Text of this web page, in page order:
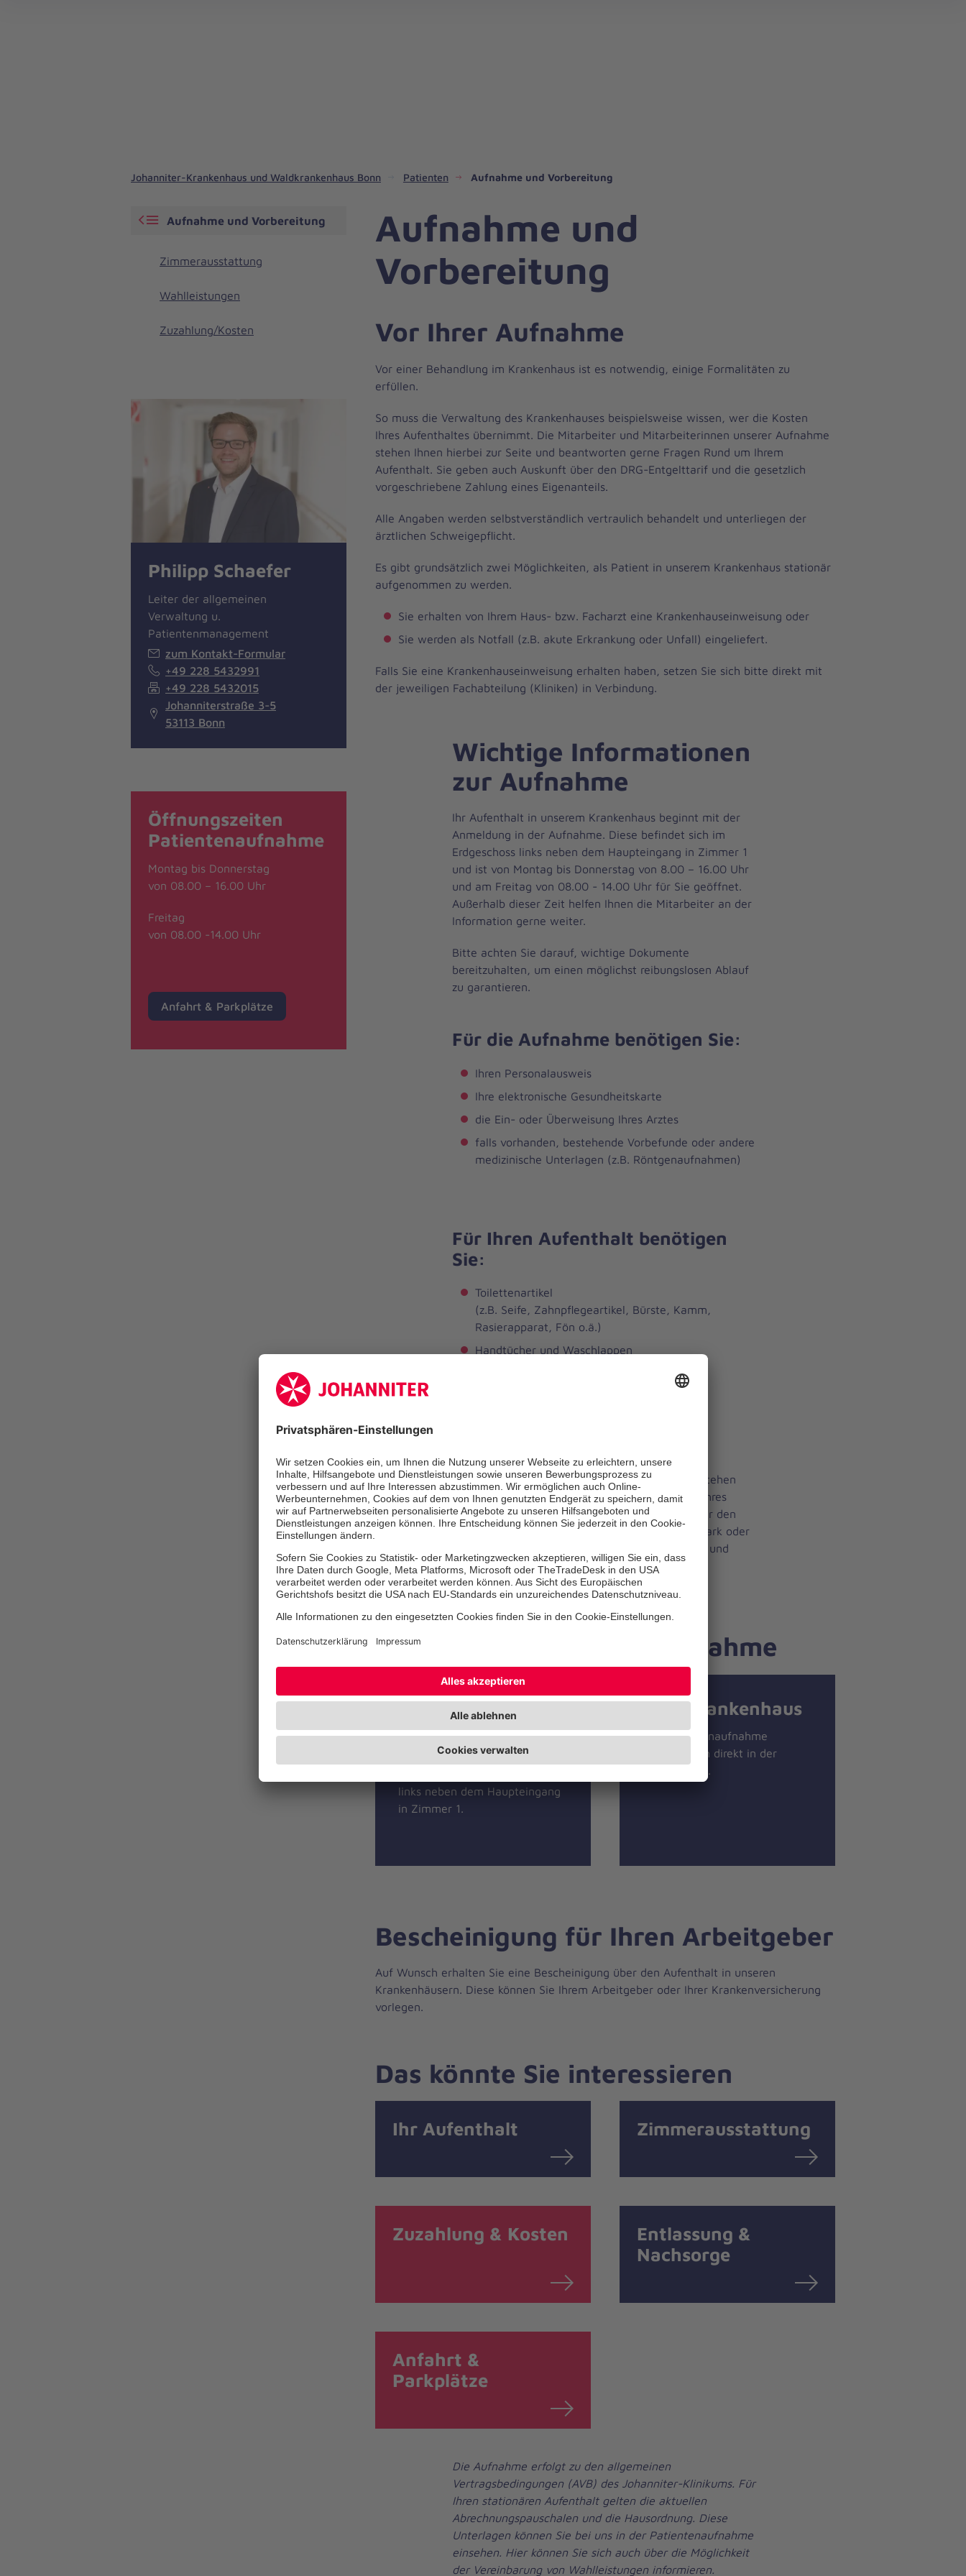
Johanniter-Krankenhaus und Waldkrankenhaus Bonn Patienten Aufnahme und Vorbereitung
Aufnahme und
Vorbereitung
Vor Ihrer Aufnahme
Vor einer Behandlung im Krankenhaus ist es notwendig, einige Formalitäten zu
erfüllen.
So muss die Verwaltung des Krankenhauses beispielsweise wissen, wer die Kosten
Ihres Aufenthaltes übernimmt. Die Mitarbeiter und Mitarbeiterinnen unserer Aufnahme
stehen Ihnen hierbei zur Seite und beantworten gerne Fragen Rund um Ihrem
Aufenthalt. Sie geben auch Auskunft über den DRG-Entgelttarif und die gesetzlich
vorgeschriebene Zahlung eines Eigenanteils.
Alle Angaben werden selbstverständlich vertraulich behandelt und unterliegen der
ärztlichen Schweigepflicht.
Es gibt grundsätzlich zwei Möglichkeiten, als Patient in unserem Krankenhaus stationär
aufgenommen zu werden.
Sie erhalten von Ihrem Haus- bzw. Facharzt eine Krankenhauseinweisung oder
Sie werden als Notfall (z.B. akute Erkrankung oder Unfall) eingeliefert.
Falls Sie eine Krankenhauseinweisung erhalten haben, setzen Sie sich bitte direkt mit
der jeweiligen Fachabteilung (Kliniken) in Verbindung.
Wichtige Informationen
zur Aufnahme
Ihr Aufenthalt in unserem Krankenhaus beginnt mit der
Anmeldung in der Aufnahme. Diese befindet sich im
Erdgeschoss links neben dem Haupteingang in Zimmer 1
und ist von Montag bis Donnerstag von 8.00 – 16.00 Uhr
und am Freitag von 08.00 - 14.00 Uhr für Sie geöffnet.
Außerhalb dieser Zeit helfen Ihnen die Mitarbeiter an der
Information gerne weiter.
Bitte achten Sie darauf, wichtige Dokumente
bereitzuhalten, um einen möglichst reibungslosen Ablauf
zu garantieren.
Für die Aufnahme benötigen Sie:
Ihren Personalausweis
Ihre elektronische Gesundheitskarte
die Ein- oder Überweisung Ihres Arztes
falls vorhanden, bestehende Vorbefunde oder andere
medizinische Unterlagen (z.B. Röntgenaufnahmen)
Für Ihren Aufenthalt benötigen
Sie:
Toilettenartikel
(z.B. Seife, Zahnpflegeartikel, Bürste, Kamm,
Rasierapparat, Fön o.ä.)
Handtücher und Waschlappen
Hinweise zur Kleidung im Haus:Wenn Sie aufstehen
können und dürfen, tragen Sie bitte ausserhalb Ihres
Zimmers einen Bademantel oder Morgenrock. Für den
Aufenthalt in Aufenthaltsräumen, im Foyer, im Park oder
in der Cafeteria ist Freizeitkleidung gut geeignet und
erbeten.
Ihr Weg zur Patientenaufnahme
Johanniter-
Krankenhaus
Die Patientenaufnahme
links neben dem Haupteingang
in Zimmer 1.
Waldkrankenhaus
Die Patientenaufnahme
befindet sich direkt in der
Eigangshalle.
Bescheinigung für Ihren Arbeitgeber
Auf Wunsch erhalten Sie eine Bescheinigung über den Aufenthalt in unseren
Krankenhäusern. Diese können Sie Ihrem Arbeitgeber oder Ihrer Krankenversicherung
vorlegen.
Das könnte Sie interessieren
Ihr Aufenthalt Zimmerausstattung
Zuzahlung & Kosten
Entlassung &
Nachsorge
Anfahrt &
Parkplätze
Die Aufnahme erfolgt zu den allgemeinen
Vertragsbedingungen (AVB) des Johanniter-Klinikums. Für
Ihren stationären Aufenthalt gelten die aktuellen
Abrechnungspauschalen und die Hausordnung. Diese
Unterlagen können Sie bei uns in der Patientenaufnahme
einsehen. Hier können Sie sich auch über die Möglichkeit
der Vereinbarung von Wahlleistungen informieren.
Aufnahme und Vorbereitung
Zimmerausstattung
Wahlleistungen
Zuzahlung/Kosten
Philipp Schaefer
Leiter der allgemeinen
Verwaltung u.
Patientenmanagement
zum Kontakt-Formular
+49 228 5432991
+49 228 5432015
Johanniterstraße 3-5
53113 Bonn
Öffnungszeiten
Patientenaufnahme
Montag bis Donnerstag
von 08.00 – 16.00 Uhr
Freitag
von 08.00 -14.00 Uhr
Anfahrt & Parkplätze